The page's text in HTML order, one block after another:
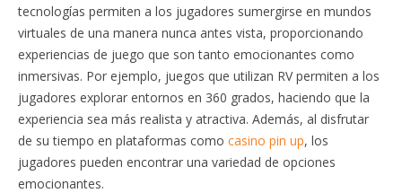
tecnologías permiten a los jugadores sumergirse en mundos
virtuales de una manera nunca antes vista, proporcionando
experiencias de juego que son tanto emocionantes como
inmersivas. Por ejemplo, juegos que utilizan RV permiten a los
jugadores explorar entornos en 360 grados, haciendo que la
experiencia sea más realista y atractiva. Además, al disfrutar
de su tiempo en plataformas como casino pin up, los
jugadores pueden encontrar una variedad de opciones
emocionantes.